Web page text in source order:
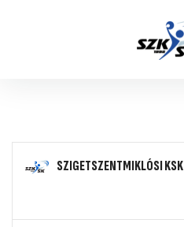
SZIGETSZENTMIKLÓSI KSK